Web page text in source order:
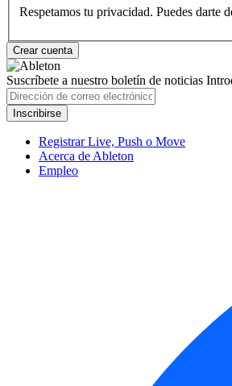
Respetamos tu privacidad. Puedes darte
Suscríbete a nuestro boletín de noticias
Registrar Live, Push o Move
Acerca de Ableton
Empleo